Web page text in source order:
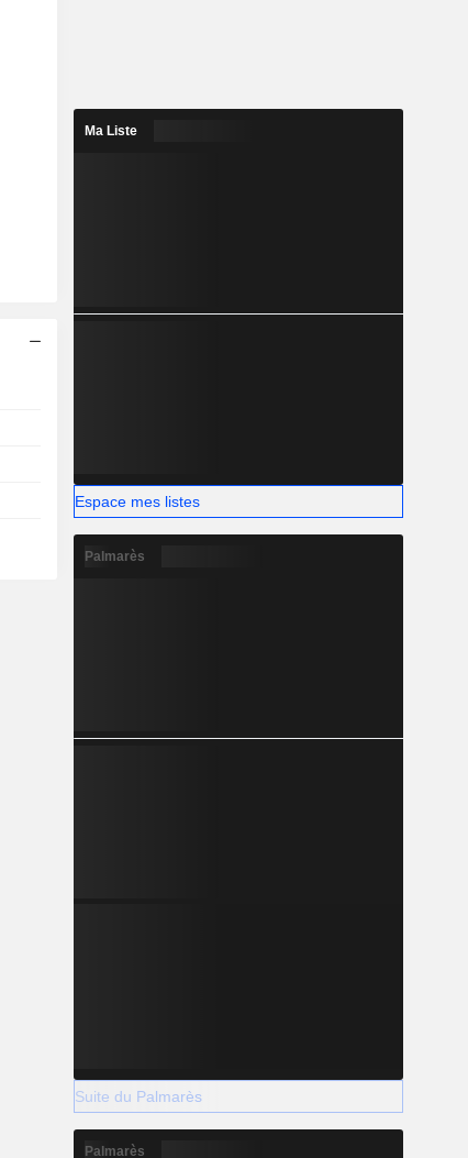
Ma Liste
Espace mes listes
Palmarès
Suite du Palmarès
Palmarès